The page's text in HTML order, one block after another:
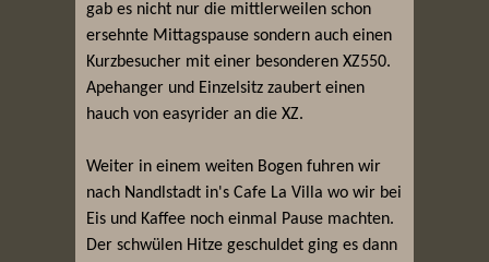
gab es nicht nur die mittlerweilen schon
ersehnte Mittagspause sondern auch einen
Kurzbesucher mit einer besonderen XZ550.
Apehanger und Einzelsitz zaubert einen
hauch von easyrider an die XZ.
Weiter in einem weiten Bogen fuhren wir
nach Nandlstadt in's Cafe La Villa wo wir bei
Eis und Kaffee noch einmal Pause machten.
Der schwülen Hitze geschuldet ging es dann